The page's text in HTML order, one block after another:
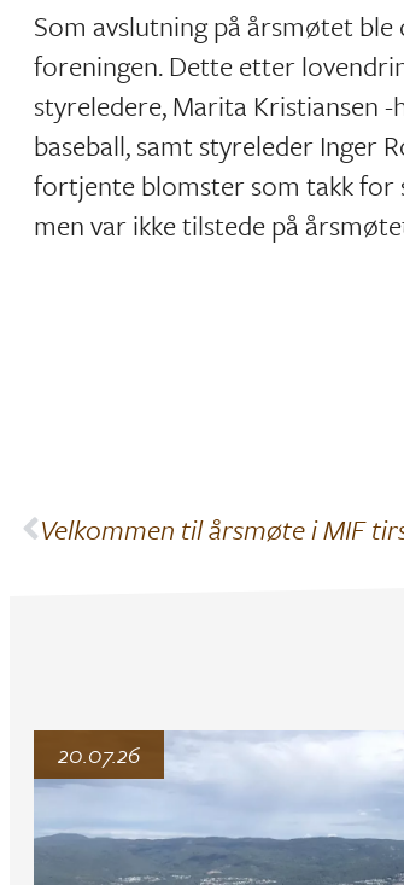
Som avslutning på årsmøtet
foreningen. Dette etter
styreledere, Marita Kristiansen -
baseball, samt styreleder Inger
fortjente blomster som takk for
men var ikke tilstede på
20.07.26